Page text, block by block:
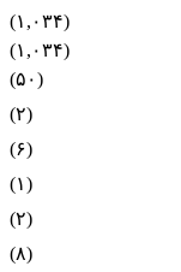
(۱,۰۳۴)
(۱,۰۳۴)
(۵۰)
(۲)
(۶)
(۱)
(۲)
(۸)